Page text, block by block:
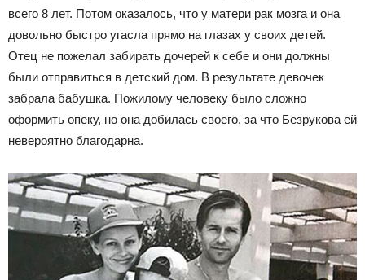
всего 8 лет. Потом оказалось, что у матери рак мозга и она
довольно быстро угасла прямо на глазах у своих детей.
Отец не пожелал забирать дочерей к себе и они должны
были отправиться в детский дом. В результате девочек
забрала бабушка. Пожилому человеку было сложно
оформить опеку, но она добилась своего, за что Безрукова ей
невероятно благодарна.